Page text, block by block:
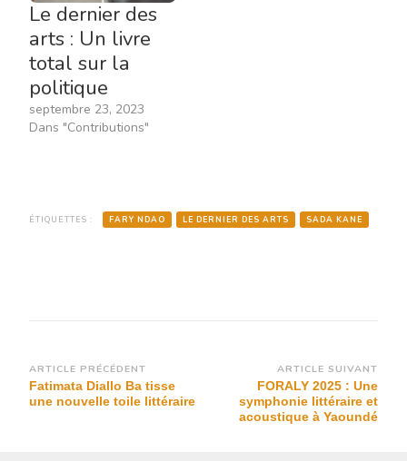
Le dernier des
arts : Un livre
total sur la
politique
septembre 23, 2023
Dans "Contributions"
ÉTIQUETTES : FARY NDAO LE DERNIER DES ARTS SADA KANE
Navigation
d’article
ARTICLE PRÉCÉDENT
Fatimata Diallo Ba tisse
une nouvelle toile littéraire
ARTICLE SUIVANT
FORALY 2025 : Une
symphonie littéraire et
acoustique à Yaoundé